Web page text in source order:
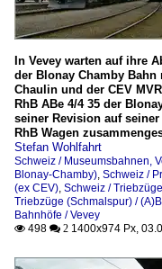
In Vevey warten auf ihre
der Blonay Chamby
Chaulin und der CEV
RhB ABe 4/4 35 der
seiner Revision auf
RhB Wagen
Stefan Wohlfahrt
Schweiz / Museumsbahnen,
Blonay-Chamby) Schweiz /
(ex CEV) Schweiz /
Triebzüge (Schmalspur) /
Bahnhöfe / Vevey
 498  2 1400x974 Px,